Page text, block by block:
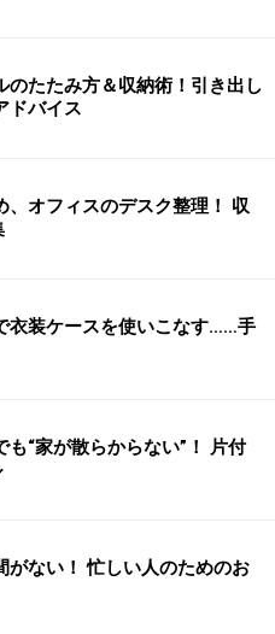
のたたみ方＆収納術！引き出し
ドバイス
、オフィスのデスク整理！ 収
衣装ケースを使いこなす……手
も“家が散らからない”！ 片付
がない！ 忙しい人のためのお